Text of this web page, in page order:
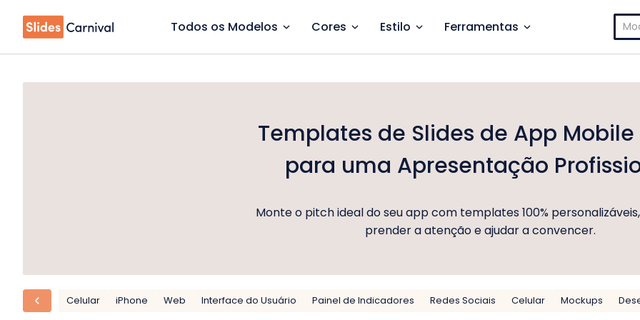
Todos os Modelos Cores Estilo Ferramentas
por:
Templates de Slides de App Mobile
para uma Apresentação
Monte o pitch ideal do seu app com templates 100%
prender a atenção e ajudar a convencer.
Celular iPhone Web Interface do Usuário Painel de Indicadores Redes Sociais Celular Mockups